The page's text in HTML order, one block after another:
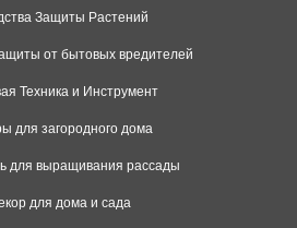
Защиты Растений
от бытовых вредителей
Техника и Инструмент
для загородного дома
для выращивания рассады
для дома и сада